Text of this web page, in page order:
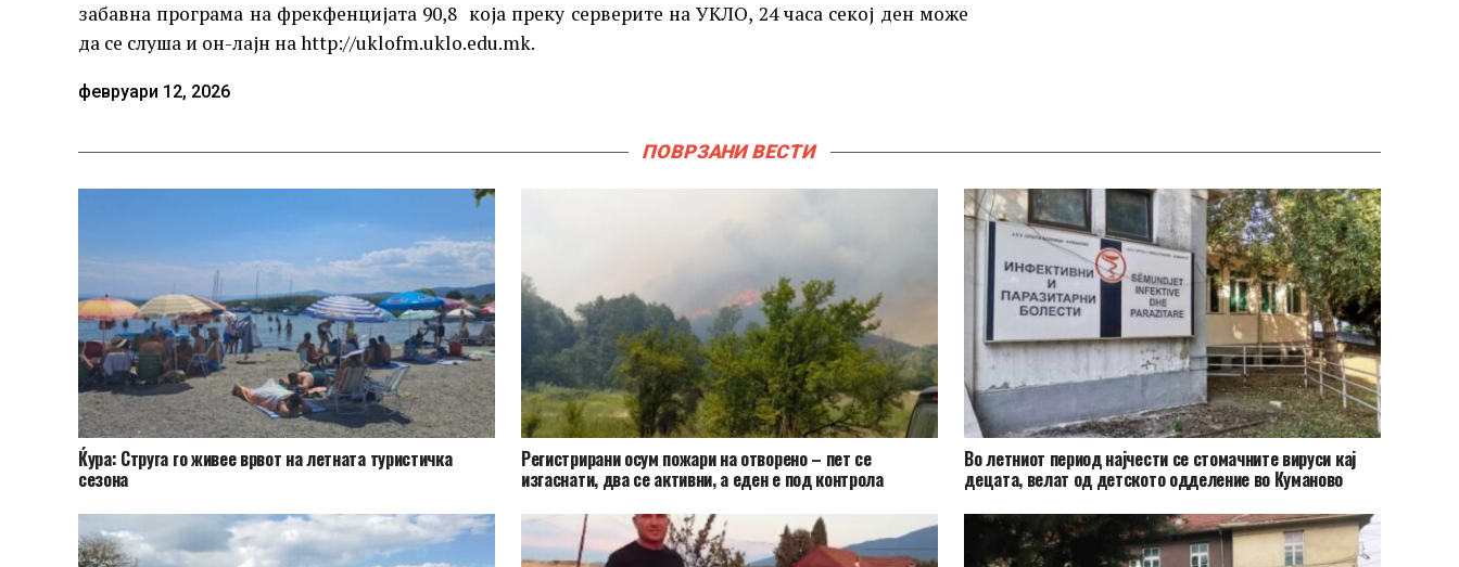
забавна програма на фрекфенцијата 90,8 која преку серверите на УКЛО, 24 часа секој ден може
да се слуша и он-лајн на http://uklofm.uklo.edu.mk.
февруари 12, 2026
ПОВРЗАНИ ВЕСТИ
Ќура: Струга го живее врвот на летната туристичка
сезона
Регистрирани осум пожари на отворено – пет се
изгаснати, два се активни, а еден е под контрола
Во летниот период најчести се стомачните вируси кај
децата, велат од детското одделение во Куманово